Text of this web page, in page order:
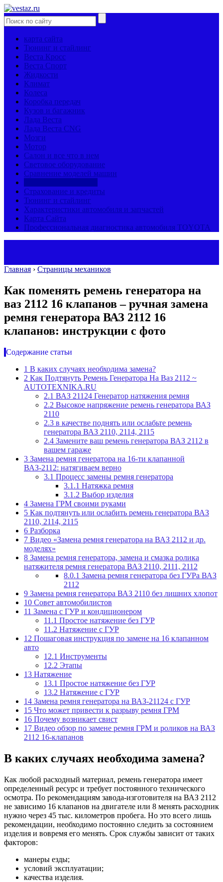
карта сайта
Тюнинг и стайлинг
Веста Кросс
Веста Спорт
Жидкости
Климат
Колеса
Коробка передач
Кузов и багажник
Лада Веста
Лада Веста CNG
Мозги
Мотор
Салон и все что в нем
Световое оборудование
Сравнение моделей машин
Страхование и кредиты
Тюнинг и стайлинг
Характеристики автомобиля и запчастей
Карта Сайта
Профессиональная диагностика автомобиля TOYOTA
Главная › Страницы механиков
Как поменять ремень генератора на
ваз 2112 16 клапанов – ручная замена
ремня генератора ВАЗ 2112 16
клапанов: инструкции с фото
Содержание статьи
1 В каких случаях необходима замена?
2 Как Подтянуть Ремень Генератора На Ваз 2112 ~
AUTOTEXNIKA.RU
2.1 ВАЗ 21124 Генератор натяжения ремня
2.2 Высокое напряжение ремень генератора ВАЗ
2110
2.3 в качестве поднять или ослабьте ремень
генератора ВАЗ 2110, 2114, 2115
2.4 Замените ваш ремень генератора ВАЗ 2112 в
вашем гараже
3 Замена ремня генератора на 16-ти клапанной
ВАЗ-2112: натягиваем верно
3.1 Процесс замены ремня генератора
3.1.1 Натяжка ремня
3.1.2 Выбор изделия
4 Замена ГРМ своими руками
5 Как подтянуть или ослабить ремень генератора ВАЗ
2110, 2114, 2115
6 Разборка
7 Видео «Замена ремня генератора на ВАЗ 2112 и др.
моделях»
8 Замена ремня генератора, замена и смазка ролика
натяжителя ремня генератора ВАЗ 2110, 2111, 2112
8.0.1 Замена ремня генератора без ГУРа ВАЗ
2112
9 Замена ремня генератора ВАЗ 2110 без лишних хлопот
10 Совет автомобилистов
11 Замена с ГУР и кондиционером
11.1 Простое натяжение без ГУР
11.2 Натяжение с ГУР
12 Пошаговая инструкция по замене на 16 клапанном
авто
12.1 Инструменты
12.2 Этапы
13 Натяжение
13.1 Простое натяжение без ГУР
13.2 Натяжение с ГУР
14 Замена ремня генератора на ВАЗ-21124 с ГУР
15 Что может привести к разрыву ремня ГРМ
16 Почему возникает свист
17 Видео обзор по замене ремня ГРМ и роликов на ВАЗ
2112 16-клапанов
В каких случаях необходима замена?
Как любой расходный материал, ремень генератора имеет
определенный ресурс и требует постоянного технического
осмотра. По рекомендациям завода-изготовителя на ВАЗ 2112
не зависимо 16 клапанов на двигателе или 8 менять расходник
нужно через 45 тыс. километров пробега. Но это всего лишь
рекомендации, необходимо постоянно следить за состоянием
изделия и вовремя его менять. Срок службы зависит от таких
факторов:
манеры езды;
условий эксплуатации;
качества изделия.